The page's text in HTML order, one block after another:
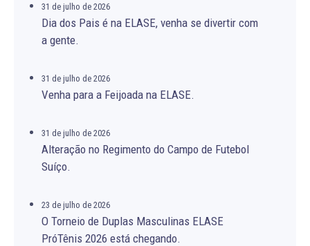
31 de julho de 2026
Dia dos Pais é na ELASE, venha se divertir com
a gente.
31 de julho de 2026
Venha para a Feijoada na ELASE.
31 de julho de 2026
Alteração no Regimento do Campo de Futebol
Suíço.
23 de julho de 2026
O Torneio de Duplas Masculinas ELASE
PróTênis 2026 está chegando.